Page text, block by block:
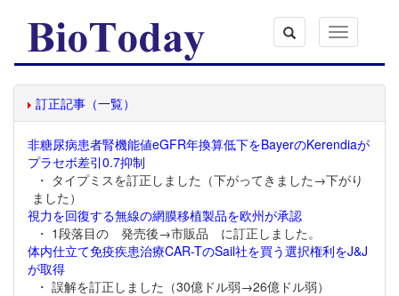
Toggle
navigation
訂正記事（一覧）
非糖尿病患者腎機能値eGFR年換算低下をBayerのKerendiaが
プラセボ差引0.7抑制
・ タイプミスを訂正しました（下がってきました→下がり
ました）
視力を回復する無線の網膜移植製品を欧州が承認
・ 1段落目の 発売後→市販品 に訂正しました。
体内仕立て免疫疾患治療CAR-TのSail社を買う選択権利をJ&J
が取得
・ 誤解を訂正しました（30億ドル弱→26億ドル弱）